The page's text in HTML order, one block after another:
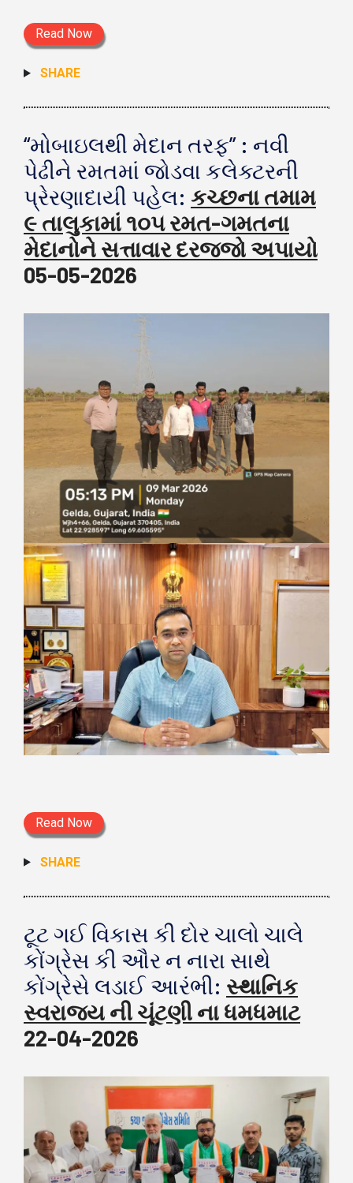
Read Now
SHARE
“મોબાઇલથી મેદાન તરફ” : નવી
પેઢીને રમતમાં જોડવા કલેક્ટરની
પ્રેરણાદાયી પહેલ: કચ્છના તમામ
૯ તાલુકામાં ૧૦૫ રમત-ગમતના
મેદાનોને સત્તાવાર દરજ્જો અપાયો
05-05-2026
Read Now
SHARE
ટૂટ ગઈ વિકાસ કી દોર ચાલો ચાલે
કોંગ્રેસ કી ઔર ન નારા સાથે
કોંગ્રેસે લડાઈ આરંભી: સ્થાનિક
સ્વરાજ્ય ની ચૂંટણી ના ધમધમાટ
22-04-2026